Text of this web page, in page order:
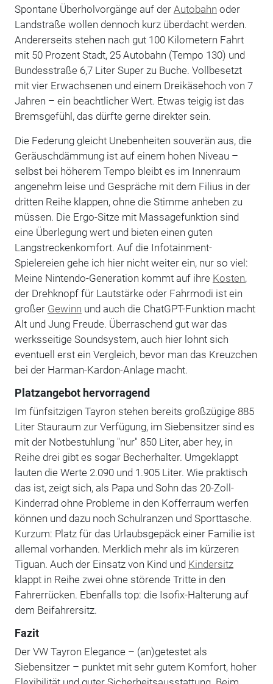
Spontane Überholvorgänge auf der Autobahn oder
Landstraße wollen dennoch kurz überdacht werden.
Andererseits stehen nach gut 100 Kilometern Fahrt
mit 50 Prozent Stadt, 25 Autobahn (Tempo 130) und
Bundesstraße 6,7 Liter Super zu Buche. Vollbesetzt
mit vier Erwachsenen und einem Dreikäsehoch von 7
Jahren – ein beachtlicher Wert. Etwas teigig ist das
Bremsgefühl, das dürfte gerne direkter sein.
Die Federung gleicht Unebenheiten souverän aus, die
Geräuschdämmung ist auf einem hohen Niveau –
selbst bei höherem Tempo bleibt es im Innenraum
angenehm leise und Gespräche mit dem Filius in der
dritten Reihe klappen, ohne die Stimme anheben zu
müssen. Die Ergo-Sitze mit Massagefunktion sind
eine Überlegung wert und bieten einen guten
Langstreckenkomfort. Auf die Infotainment-
Spielereien gehe ich hier nicht weiter ein, nur so viel:
Meine Nintendo-Generation kommt auf ihre Kosten,
der Drehknopf für Lautstärke oder Fahrmodi ist ein
großer Gewinn und auch die ChatGPT-Funktion macht
Alt und Jung Freude. Überraschend gut war das
werksseitige Soundsystem, auch hier lohnt sich
eventuell erst ein Vergleich, bevor man das Kreuzchen
bei der Harman-Kardon-Anlage macht.
Platzangebot hervorragend
Im fünfsitzigen Tayron stehen bereits großzügige 885
Liter Stauraum zur Verfügung, im Siebensitzer sind es
mit der Notbestuhlung "nur" 850 Liter, aber hey, in
Reihe drei gibt es sogar Becherhalter. Umgeklappt
lauten die Werte 2.090 und 1.905 Liter. Wie praktisch
das ist, zeigt sich, als Papa und Sohn das 20-Zoll-
Kinderrad ohne Probleme in den Kofferraum werfen
können und dazu noch Schulranzen und Sporttasche.
Kurzum: Platz für das Urlaubsgepäck einer Familieist
allemal vorhanden. Merklich mehr als im kürzeren
Tiguan. Auch der Einsatz von Kind und Kindersitz
klappt in Reihe zwei ohne störende Tritte in den
Fahrerrücken. Ebenfalls top: die Isofix-Halterung auf
dem Beifahrersitz.
Fazit
Der VW Tayron Elegance – (an)getestet als
Siebensitzer – punktet mit sehr gutem Komfort, hoher